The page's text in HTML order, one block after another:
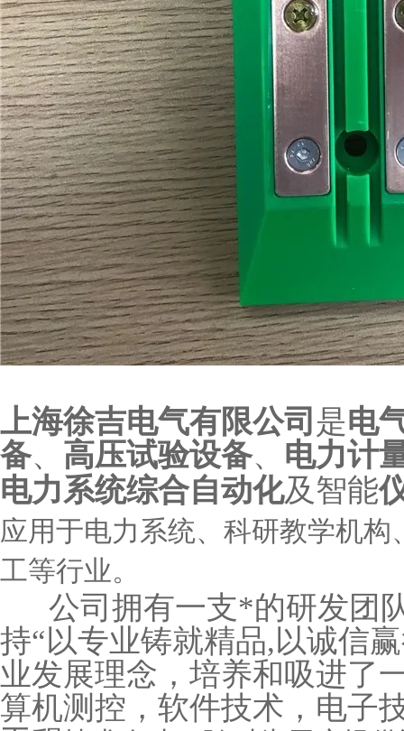
上海徐吉电气有限公司 是电
备、 高压试验设备、 电力计
电力系统综合自动化及智能
应用于电力系统、科研教学机
工等行业。
公司拥有一支*的研发团
持“以专业铸就精品,以诚信
业发展理念，培养和吸进了
算机测控，软件技术，电子